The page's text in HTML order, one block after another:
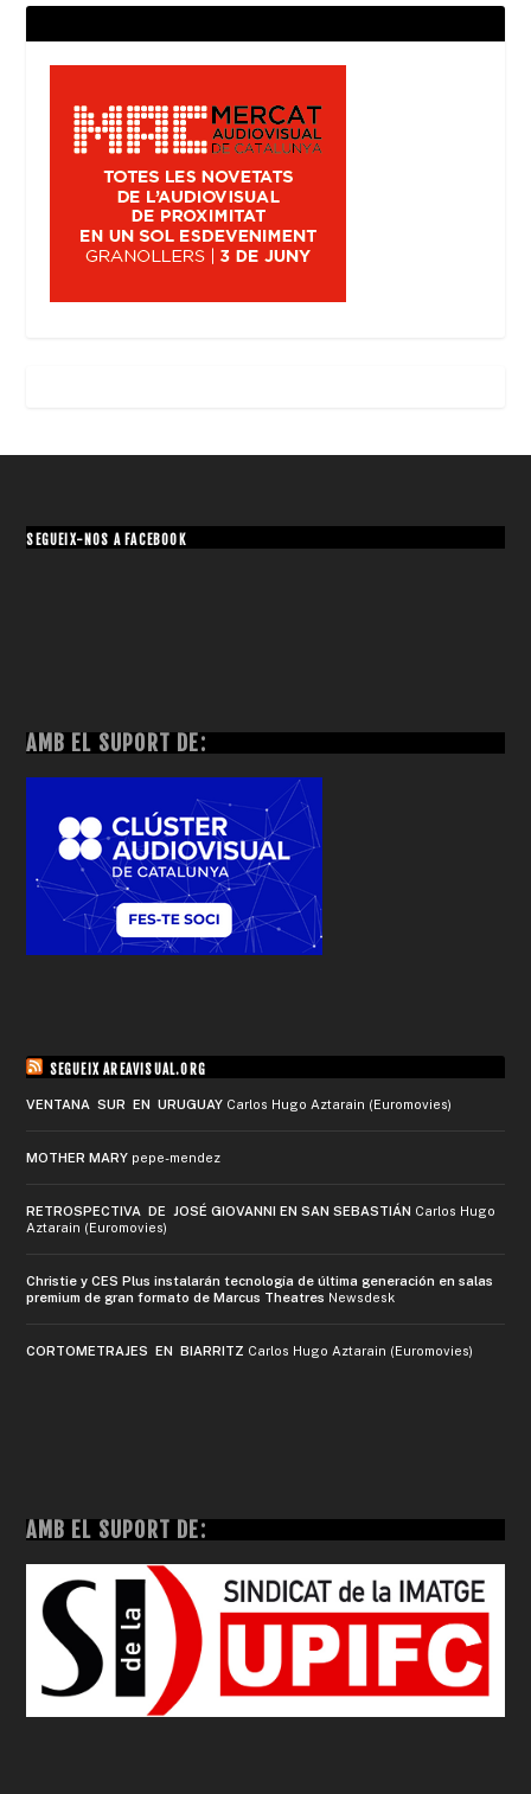
SEGUEIX-NOS A FACEBOOK
AMB EL SUPORT DE:
SEGUEIX AREAVISUAL.ORG
VENTANA SUR EN URUGUAY Carlos Hugo Aztarain (Euromovies)
MOTHER MARY pepe-mendez
RETROSPECTIVA DE JOSÉ GIOVANNI EN SAN SEBASTIÁN Carlos Hugo
Aztarain (Euromovies)
Christie y CES Plus instalarán tecnología de última generación en salas
premium de gran formato de Marcus Theatres Newsdesk
CORTOMETRAJES EN BIARRITZ Carlos Hugo Aztarain (Euromovies)
AMB EL SUPORT DE: